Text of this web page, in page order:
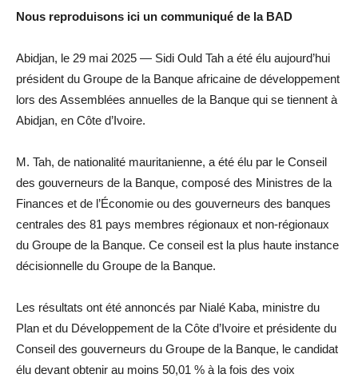
Nous reproduisons ici un communiqué de la BAD
Abidjan, le 29 mai 2025 — Sidi Ould Tah a été élu aujourd’hui
président du Groupe de la Banque africaine de développement
lors des Assemblées annuelles de la Banque qui se tiennent à
Abidjan, en Côte d’Ivoire.
M. Tah, de nationalité mauritanienne, a été élu par le Conseil
des gouverneurs de la Banque, composé des Ministres de la
Finances et de l’Économie ou des gouverneurs des banques
centrales des 81 pays membres régionaux et non-régionaux
du Groupe de la Banque. Ce conseil est la plus haute instance
décisionnelle du Groupe de la Banque.
Les résultats ont été annoncés par Nialé Kaba, ministre du
Plan et du Développement de la Côte d’Ivoire et présidente du
Conseil des gouverneurs du Groupe de la Banque, le candidat
élu devant obtenir au moins 50,01 % à la fois des voix